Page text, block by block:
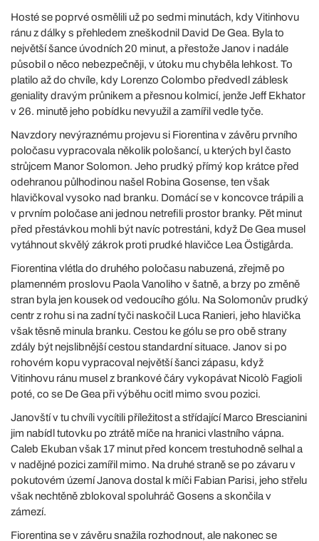
Hosté se poprvé osmělili už po sedmi minutách, kdy Vitinhovu
ránu z dálky s přehledem zneškodnil David De Gea. Byla to
největší šance úvodních 20 minut, a přestože Janov i nadále
působil o něco nebezpečněji, v útoku mu chyběla lehkost. To
platilo až do chvíle, kdy Lorenzo Colombo předvedl záblesk
geniality dravým průnikem a přesnou kolmicí, jenže Jeff Ekhator
v 26. minutě jeho pobídku nevyužil a zamířil vedle tyče.
Navzdory nevýraznému projevu si Fiorentina v závěru prvního
poločasu vypracovala několik pološancí, u kterých byl často
strůjcem Manor Solomon. Jeho prudký přímý kop krátce před
odehranou půlhodinou našel Robina Gosense, ten však
hlavičkoval vysoko nad branku. Domácí se v koncovce trápili a
v prvním poločase ani jednou netrefili prostor branky. Pět minut
před přestávkou mohli být navíc potrestáni, když De Gea musel
vytáhnout skvělý zákrok proti prudké hlavičce Lea Östigårda.
Fiorentina vlétla do druhého poločasu nabuzená, zřejmě po
plamenném proslovu Paola Vanoliho v šatně, a brzy po změně
stran byla jen kousek od vedoucího gólu. Na Solomonův prudký
centr z rohu si na zadní tyči naskočil Luca Ranieri, jeho hlavička
však těsně minula branku. Cestou ke gólu se pro obě strany
zdály být nejslibnější cestou standardní situace. Janov si po
rohovém kopu vypracoval největší šanci zápasu, když
Vitinhovu ránu musel z brankové čáry vykopávat Nicolò Fagioli
poté, co se De Gea při výběhu ocitl mimo svou pozici.
Janovští v tu chvíli vycítili příležitost a střídající Marco Brescianini
jim nabídl tutovku po ztrátě míče na hranici vlastního vápna.
Caleb Ekuban však 17 minut před koncem trestuhodně selhal a
v nadějné pozici zamířil mimo. Na druhé straně se po závaru v
pokutovém území Janova dostal k míči Fabian Parisi, jeho střelu
však nechtěně zblokoval spoluhráč Gosens a skončila v
zámezí.
Fiorentina se v závěru snažila rozhodnout, ale nakonec se